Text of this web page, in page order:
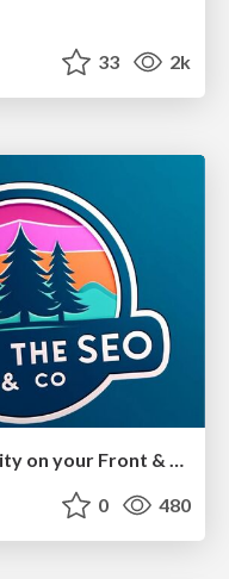
33 2k
How to audit for AI Accessibility on your Front & Back End
0 480